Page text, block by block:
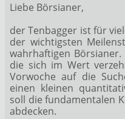
Liebe Börsianer,
der Tenbagger ist für
der wichtigsten
wahrhaftigen
die sich im Wert
Vorwoche auf die
einen kleinen
soll die fundamentalen
abdecken.